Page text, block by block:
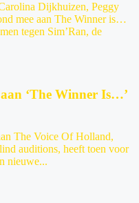
Dijkhuizen, Peggy
mee aan The Winner is…
tegen Sim’Ran, de
‘The Winner Is…’
The Voice Of Holland,
auditions, heeft toen voor
nieuwe...